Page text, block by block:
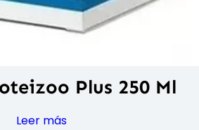
Plus 250 Ml
Leer más